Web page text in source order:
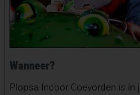
Wanneer?
Plopsa Indoor Coevorden is in